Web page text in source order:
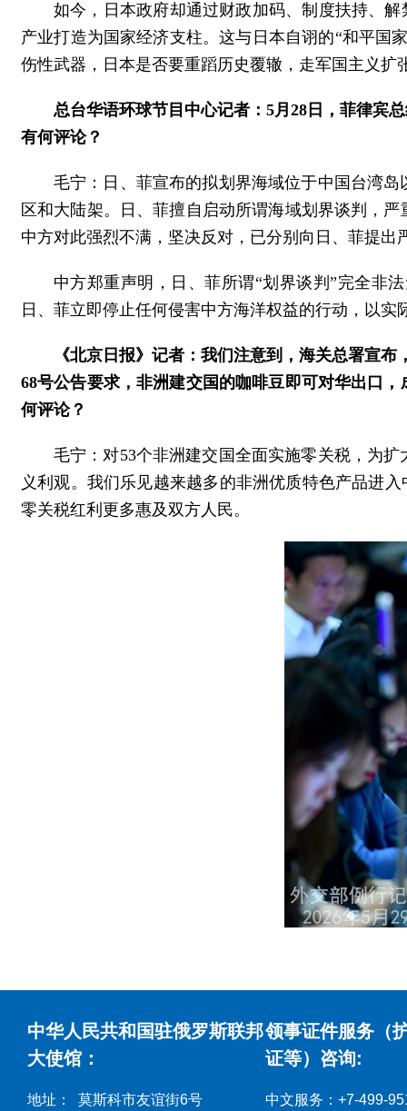
如今，日本政府却通过财政加码、制度扶持、
产业打造为国家经济支柱。这与日本自诩的“和平国
伤性武器，日本是否要重蹈历史覆辙，走军国主义
总台华语环球节目中心记者：5月28日，菲律宾
有何评论？
毛宁：日、菲宣布的拟划界海域位于中国台湾
区和大陆架。日、菲擅自启动所谓海域划界谈判，
中方对此强烈不满，坚决反对，已分别向日、菲提出
中方郑重声明，日、菲所谓“划界谈判”完全非
日、菲立即停止任何侵害中方海洋权益的行动，以实
《北京日报》记者：我们注意到，海关总署宣
68号公告要求，非洲建交国的咖啡豆即可对华出口
何评论？
毛宁：对53个非洲建交国全面实施零关税，为
义利观。我们乐见越来越多的非洲优质特色产品进
零关税红利更多惠及双方人民。
中华人民共和国驻俄罗斯联邦
大使馆：
地址： 莫斯科市友谊街6号
领事证件服务（
证等）咨询:
中文服务：+7-499-